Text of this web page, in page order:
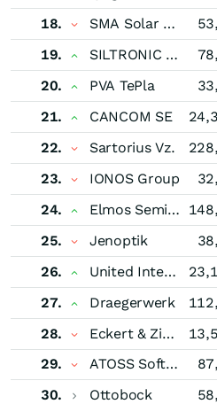
18.
SMA Solar Technology
19.
SILTRONIC AG
20.
PVA TePla
21.
CANCOM SE
22.
Sartorius Vz.
23.
IONOS Group
24.
Elmos Semiconductor
25.
Jenoptik
26.
United Internet
27.
Draegerwerk
28.
Eckert & Ziegler
29.
ATOSS Software
30.
Ottobock